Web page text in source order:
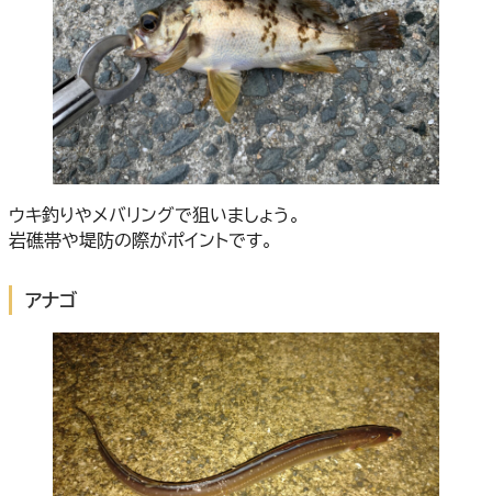
ウキ釣りやメバリングで狙いましょう。
岩礁帯や堤防の際がポイントです。
アナゴ